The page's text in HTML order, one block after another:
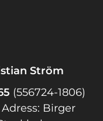
Ström
(556724-1806)
Adress: Birger